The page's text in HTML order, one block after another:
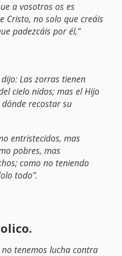
a vosotros os es
Cristo, no solo que creáis
padezcáis por él,”
dijo: Las zorras tienen
cielo nidos; mas el Hijo
recostar su
entristecidos, mas
pobres, mas
como no teniendo
todo”.
no tenemos lucha contra